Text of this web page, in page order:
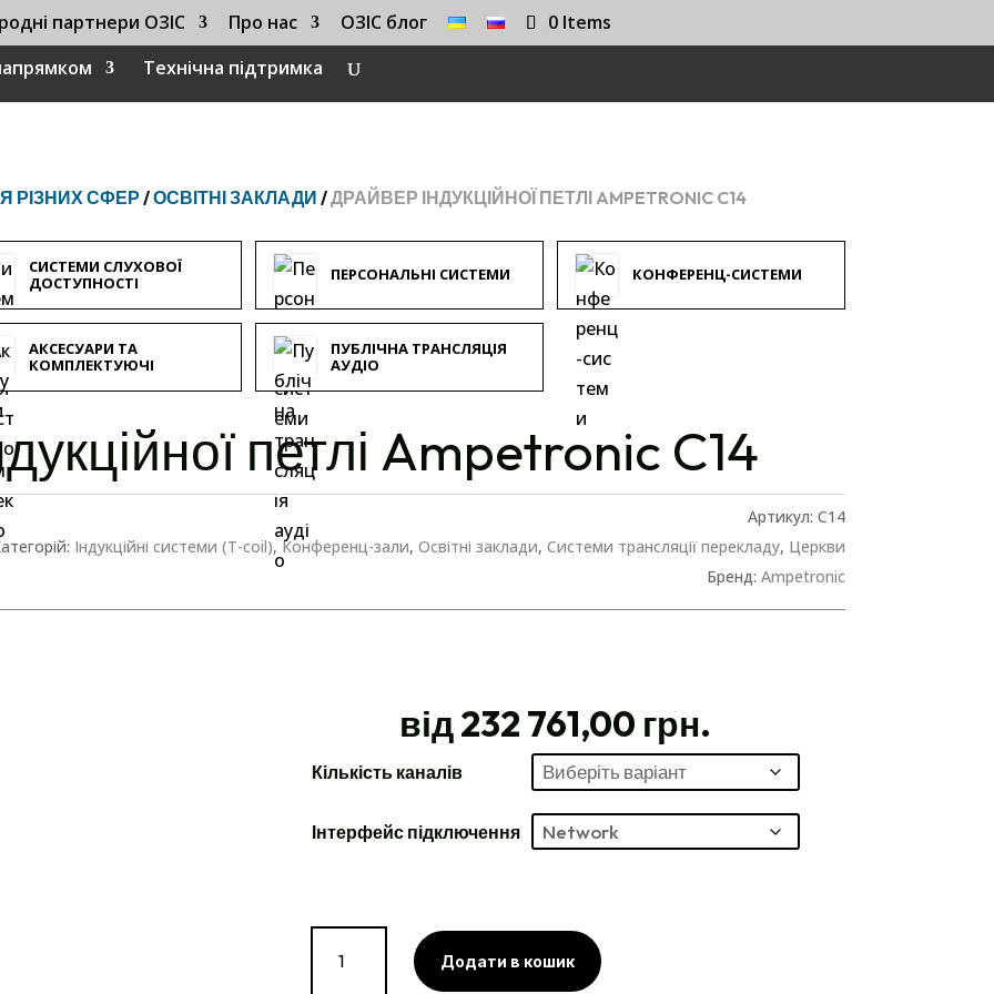
партнери ОЗІС Про нас ОЗІС блог
0 Items
Технічна підтримка
РІЗНИХ СФЕР /ОСВІТНІ ЗАКЛАДИ /ДРАЙВЕР ІНДУКЦІЙНОЇ ПЕТЛІ AMPETRONIC C14
СИСТЕМИ СЛУХОВОЇ
ДОСТУПНОСТІ
ПЕРСОНАЛЬНІ СИСТЕМИ КОНФЕРЕНЦ-СИСТЕМИ
АКСЕСУАРИ ТА
КОМПЛЕКТУЮЧІ
ПУБЛІЧНА ТРАНСЛЯЦІЯ
АУДІО
петлі Ampetronic C14
Артикул: C14
Індукційні системи (T-coil), Конференц-зали, Освітні заклади, Системи трансляції перекладу, Церкви
Бренд: Ampetronic
від 232 761,00 грн.
Кількість каналів
Інтерфейс підключення
індукційної
Додати в кошик